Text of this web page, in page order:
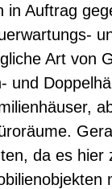
in Auftrag
Art von
und
da es